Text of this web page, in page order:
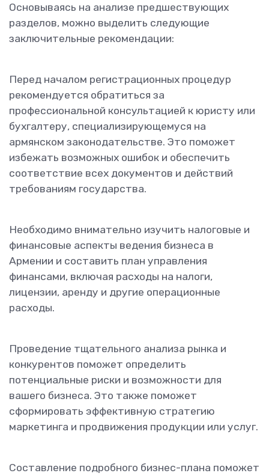
Основываясь на анализе предшествующих
разделов, можно выделить следующие
заключительные рекомендации:
Перед началом регистрационных процедур
рекомендуется обратиться за
профессиональной консультацией к юристу или
бухгалтеру, специализирующемуся на
армянском законодательстве. Это поможет
избежать возможных ошибок и обеспечить
соответствие всех документов и действий
требованиям государства.
Необходимо внимательно изучить налоговые и
финансовые аспекты ведения бизнеса в
Армении и составить план управления
финансами, включая расходы на налоги,
лицензии, аренду и другие операционные
расходы.
Проведение тщательного анализа рынка и
конкурентов поможет определить
потенциальные риски и возможности для
вашего бизнеса. Это также поможет
сформировать эффективную стратегию
маркетинга и продвижения продукции или услуг.
Составление подробного бизнес-плана поможет